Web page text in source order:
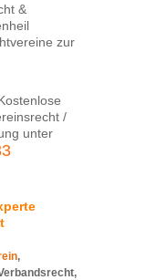
&
zur
/
unter
,